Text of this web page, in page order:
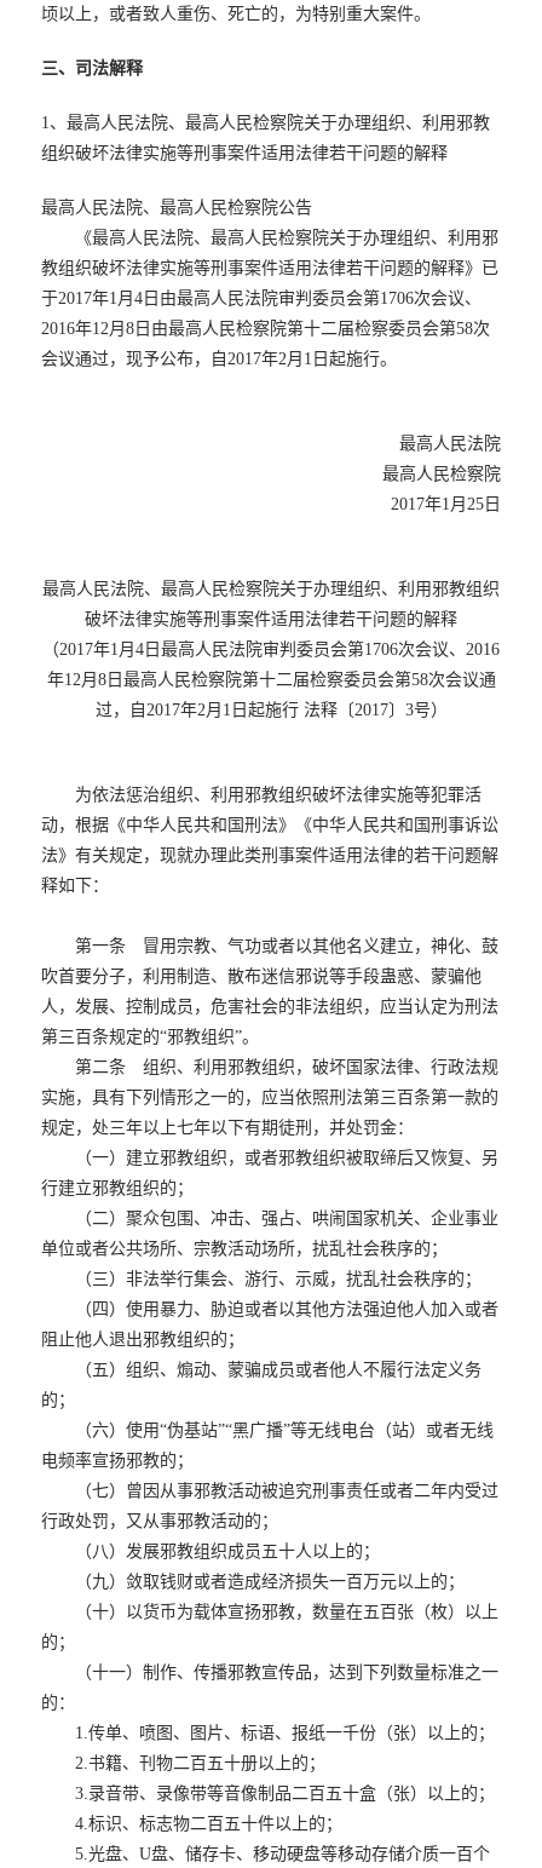
顷以上，或者致人重伤、死亡的，为特别重大案件。
三、司法解释
1、最高人民法院、最高人民检察院关于办理组织、利用邪教
组织破坏法律实施等刑事案件适用法律若干问题的解释
最高人民法院、最高人民检察院公告
《最高人民法院、最高人民检察院关于办理组织、利用邪
教组织破坏法律实施等刑事案件适用法律若干问题的解释》已
于2017年1月4日由最高人民法院审判委员会第1706次会议、
2016年12月8日由最高人民检察院第十二届检察委员会第58次
会议通过，现予公布，自2017年2月1日起施行。
最高人民法院
最高人民检察院
2017年1月25日
最高人民法院、最高人民检察院关于办理组织、利用邪教组织
破坏法律实施等刑事案件适用法律若干问题的解释
（2017年1月4日最高人民法院审判委员会第1706次会议、2016
年12月8日最高人民检察院第十二届检察委员会第58次会议通
过，自2017年2月1日起施行 法释〔2017〕3号）
为依法惩治组织、利用邪教组织破坏法律实施等犯罪活
动，根据《中华人民共和国刑法》《中华人民共和国刑事诉讼
法》有关规定，现就办理此类刑事案件适用法律的若干问题解
释如下：
第一条 冒用宗教、气功或者以其他名义建立，神化、鼓
吹首要分子，利用制造、散布迷信邪说等手段蛊惑、蒙骗他
人，发展、控制成员，危害社会的非法组织，应当认定为刑法
第三百条规定的“邪教组织”。
第二条 组织、利用邪教组织，破坏国家法律、行政法规
实施，具有下列情形之一的，应当依照刑法第三百条第一款的
规定，处三年以上七年以下有期徒刑，并处罚金：
（一）建立邪教组织，或者邪教组织被取缔后又恢复、另
行建立邪教组织的；
（二）聚众包围、冲击、强占、哄闹国家机关、企业事业
单位或者公共场所、宗教活动场所，扰乱社会秩序的；
（三）非法举行集会、游行、示威，扰乱社会秩序的；
（四）使用暴力、胁迫或者以其他方法强迫他人加入或者
阻止他人退出邪教组织的；
（五）组织、煽动、蒙骗成员或者他人不履行法定义务
的；
（六）使用“伪基站”“黑广播”等无线电台（站）或者无线
电频率宣扬邪教的；
（七）曾因从事邪教活动被追究刑事责任或者二年内受过
行政处罚，又从事邪教活动的；
（八）发展邪教组织成员五十人以上的；
（九）敛取钱财或者造成经济损失一百万元以上的；
（十）以货币为载体宣扬邪教，数量在五百张（枚）以上
的；
（十一）制作、传播邪教宣传品，达到下列数量标准之一
的：
1.传单、喷图、图片、标语、报纸一千份（张）以上的；
2.书籍、刊物二百五十册以上的；
3.录音带、录像带等音像制品二百五十盒（张）以上的；
4.标识、标志物二百五十件以上的；
5.光盘、U盘、储存卡、移动硬盘等移动存储介质一百个